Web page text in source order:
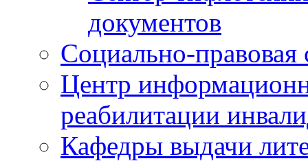
документов
Социально-правовая
Центр
реабилитации
Кафедры выдачи